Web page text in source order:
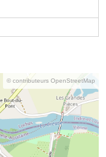
© contributeurs OpenStreetMap